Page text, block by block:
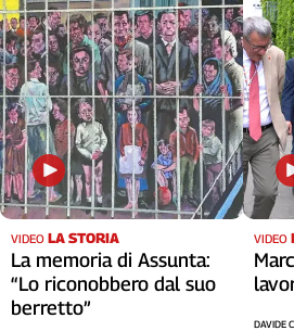
VIDEO LA STORIA
La memoria di Assunta:
“Lo riconobbero dal suo
berretto”
VIDEO
DAVIDE